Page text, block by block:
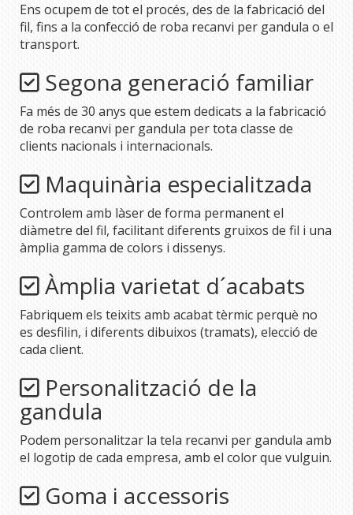
Ens ocupem de tot el procés, des de la fabricació del
fil, fins a la confecció de roba recanvi per gandula o el
transport.
Segona generació familiar
Fa més de 30 anys que estem dedicats a la fabricació
de roba recanvi per gandula per tota classe de
clients nacionals i internacionals.
Maquinària especialitzada
Controlem amb làser de forma permanent el
diàmetre del fil, facilitant diferents gruixos de fil i una
àmplia gamma de colors i dissenys.
Àmplia varietat d´acabats
Fabriquem els teixits amb acabat tèrmic perquè no
es desfilin, i diferents dibuixos (tramats), elecció de
cada client.
Personalització de la
gandula
Podem personalitzar la tela recanvi per gandula amb
el logotip de cada empresa, amb el color que vulguin.
Goma i accessoris